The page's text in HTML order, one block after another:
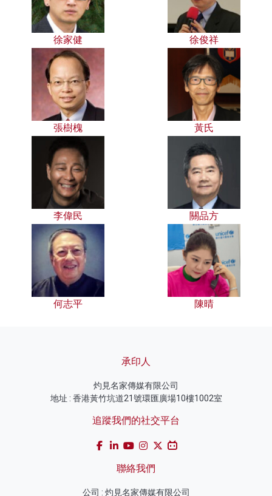
徐家健 徐俊祥
張樹槐 黃氏
李偉民 關品方
何志平 陳晴
承印人
灼見名家傳媒有限公司
地址 : 香港黃竹坑道21號環匯廣場10樓1002室
追蹤我們的社交平台
聯絡我們
公司 : 灼見名家傳媒有限公司